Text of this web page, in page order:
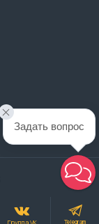
Группа VK Telegram
Задать вопрос